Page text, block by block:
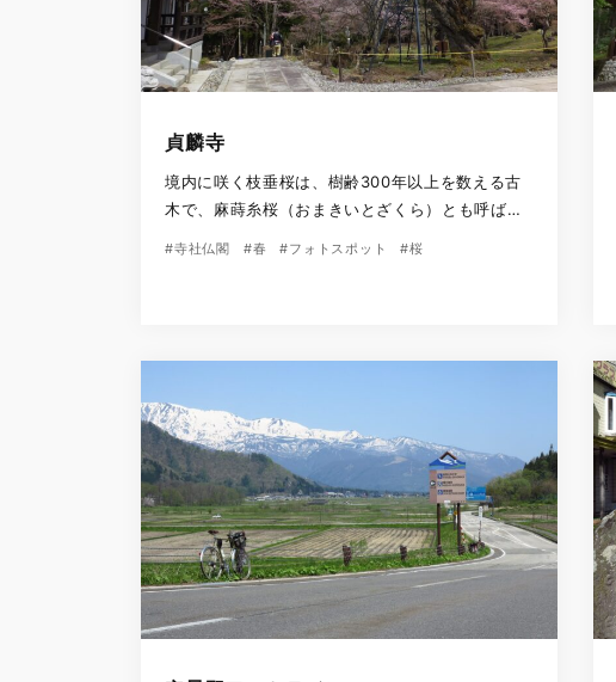
貞麟寺
境内に咲く枝垂桜は、樹齢300年以上を数える古
木で、麻蒔糸桜（おまきいとざくら）とも呼ばれ
#寺社仏閣 #春 #フォトスポット #桜